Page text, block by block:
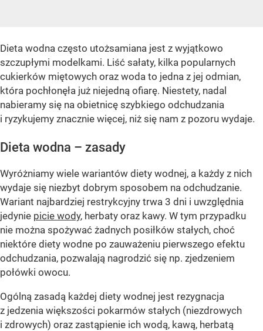
Dieta wodna często utożsamiana jest z wyjątkowo
szczupłymi modelkami. Liść sałaty, kilka popularnych
cukierków miętowych oraz woda to jedna z jej odmian,
która pochłonęła już niejedną ofiarę. Niestety, nadal
nabieramy się na obietnicę szybkiego odchudzania
i ryzykujemy znacznie więcej, niż się nam z pozoru wydaje.
Dieta wodna – zasady
Wyróżniamy wiele wariantów diety wodnej, a każdy z nich
wydaje się niezbyt dobrym sposobem na odchudzanie.
Wariant najbardziej restrykcyjny trwa 3 dni i uwzględnia
jedynie picie wody, herbaty oraz kawy. W tym przypadku
nie można spożywać żadnych posiłków stałych, choć
niektóre diety wodne po zauważeniu pierwszego efektu
odchudzania, pozwalają nagrodzić się np. zjedzeniem
połówki owocu.
Ogólną zasadą każdej diety wodnej jest rezygnacja
z jedzenia większości pokarmów stałych (niezdrowych
i zdrowych) oraz zastąpienie ich wodą, kawą, herbatą